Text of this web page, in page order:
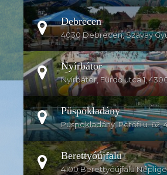
Debrecen
4030 Debrecen, Szávay
Nyírbátor
Nyírbátor, Fürdő utca 1,
Püspökladány
Püspökladány, Petőfi u. 62,
Berettyóújfalu
4100 Berettyóújfalu